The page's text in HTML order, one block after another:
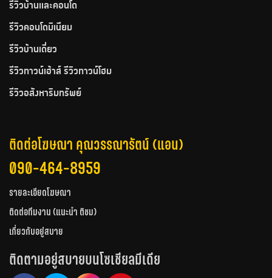
รีวิวบ้านและคอนโด
รีวิวคอนโดมิเนียม
รีวิวบ้านเดี่ยว
รีวิวทาวน์เฮ้าส์ รีวิวทาวน์โฮม
รีวิวอสังหาริมทรัพย์
ติดต่อโฆษณา คุณวรรณารัตน์ (แอน)
090-464-8959
รายละเอียดโฆษณา
ติดต่อทีมงาน (แนะนำ ติชม)
เกี่ยวกับอยู่สบาย
ติดตามอยู่สบายบนโซเชียลมีเดีย